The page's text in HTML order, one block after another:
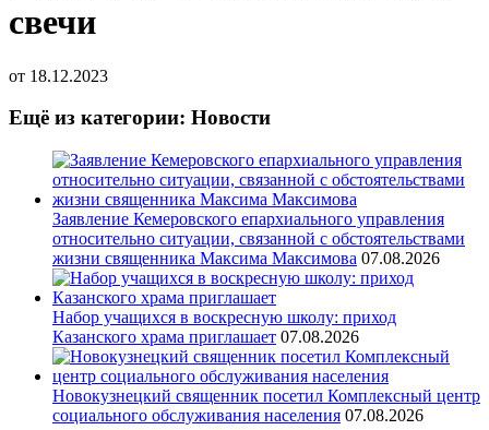
свечи
от 18.12.2023
Ещё из категории: Новости
Заявление Кемеровского епархиального управления
относительно ситуации, связанной с обстоятельствами
жизни священника Максима Максимова 07.08.2026
Набор учащихся в воскресную школу: приход
Казанского храма приглашает 07.08.2026
Новокузнецкий священник посетил Комплексный центр
социального обслуживания населения 07.08.2026